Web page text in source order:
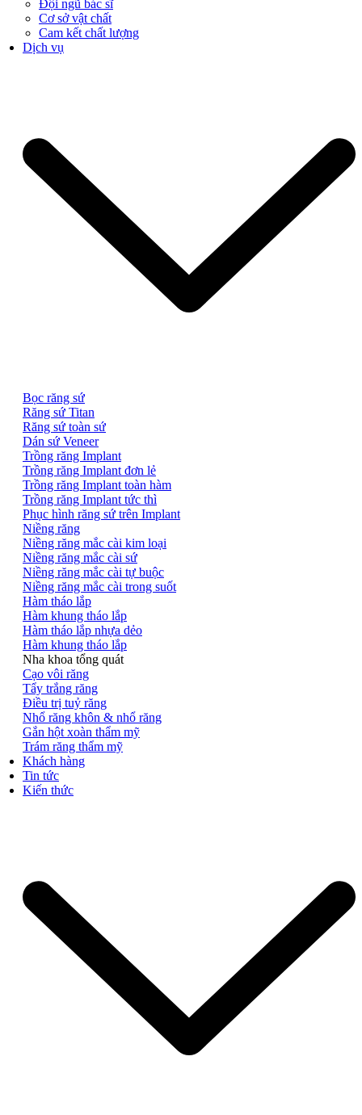
Đội ngũ bác sĩ
Cơ sở vật chất
Cam kết chất lượng
Dịch vụ
Bọc răng sứ
Răng sứ Titan
Răng sứ toàn sứ
Dán sứ Veneer
Trồng răng Implant
Trồng răng Implant đơn lẻ
Trồng răng Implant toàn hàm
Trồng răng Implant tức thì
Phục hình răng sứ trên Implant
Niềng răng
Niềng răng mắc cài kim loại
Niềng răng mắc cài sứ
Niềng răng mắc cài tự buộc
Niềng răng mắc cài trong suốt
Hàm tháo lắp
Hàm khung tháo lắp
Hàm tháo lắp nhựa dẻo
Hàm khung tháo lắp
Nha khoa tổng quát
Cạo vôi răng
Tẩy trắng răng
Điều trị tuỷ răng
Nhổ răng khôn & nhổ răng
Gắn hột xoàn thẩm mỹ
Trám răng thẩm mỹ
Khách hàng
Tin tức
Kiến thức